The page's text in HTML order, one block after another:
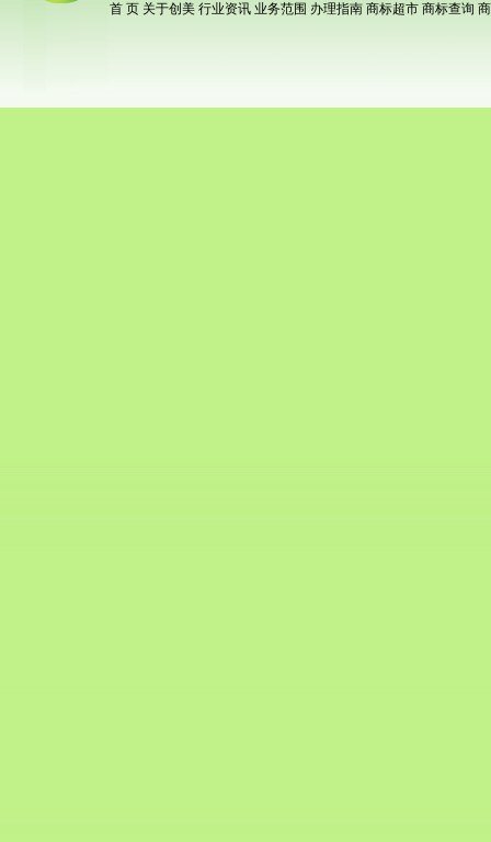
首 页 关于创美 行业资讯 业务范围 办理指南 商标超市 商标查询